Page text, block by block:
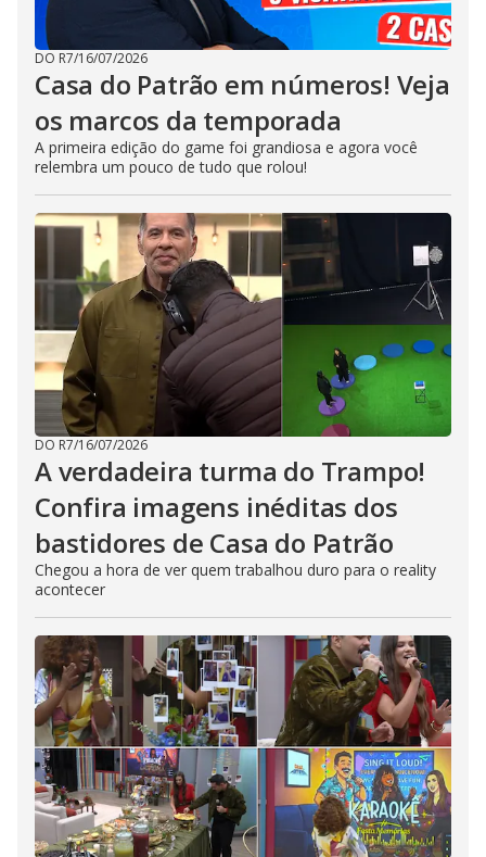
DO R7/16/07/2026
Casa do Patrão em números! Veja
os marcos da temporada
A primeira edição do game foi grandiosa e agora você
relembra um pouco de tudo que rolou!
DO R7/16/07/2026
A verdadeira turma do Trampo!
Confira imagens inéditas dos
bastidores de Casa do Patrão
Chegou a hora de ver quem trabalhou duro para o reality
acontecer